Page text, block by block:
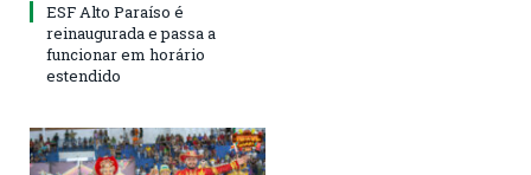
ESF Alto Paraíso é
reinaugurada e passa a
funcionar em horário
estendido